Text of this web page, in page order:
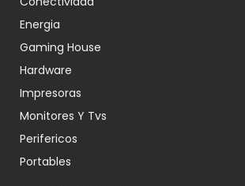
Energia
Gaming House
Hardware
Impresoras
Monitores Y Tvs
Perifericos
Portables